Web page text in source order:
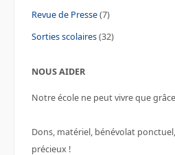
Revue de Presse(7)
Sorties scolaires(32)
NOUS AIDER
Notre école ne peut vivre que
Dons, matériel, bénévolat
précieux !